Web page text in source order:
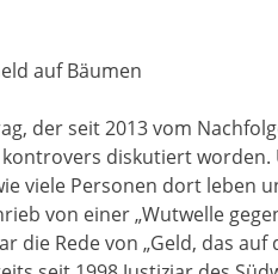
auf Bäumen
der seit 2013 vom
diskutiert
viele Personen dort leben
von einer „Wutwelle
die Rede von „Geld, das